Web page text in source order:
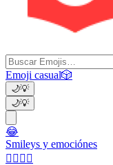
Emoji casual🎲
🌙💡
🌙💡
😂
Smileys y emociónes
👩‍❤️‍💋‍👨